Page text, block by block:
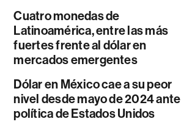
Cuatro monedas de
Latinoamérica, entre las más
fuertes frente al dólar en
mercados emergentes
Dólar en México cae a su peor
nivel desde mayo de 2024 ante
política de Estados Unidos